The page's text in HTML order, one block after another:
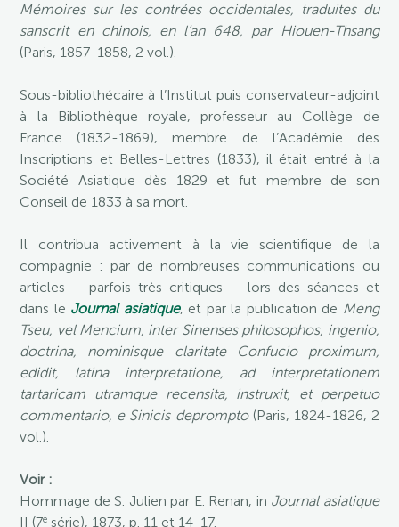
Mémoires sur les contrées occidentales, traduites du
sanscrit en chinois, en l’an 648, par Hiouen-Thsang
(Paris, 1857-1858, 2 vol.).
Sous-bibliothécaire à l’Institut puis conservateur-adjoint
à la Bibliothèque royale, professeur au Collège de
France (1832-1869), membre de l’Académie des
Inscriptions et Belles-Lettres (1833), il était entré à la
Société Asiatique dès 1829 et fut membre de son
Conseil de 1833 à sa mort.
Il contribua activement à la vie scientifique de la
compagnie : par de nombreuses communications ou
articles – parfois très critiques – lors des séances et
dans le Journal asiatique, et par la publication de Meng
Tseu, vel Mencium, inter Sinenses philosophos, ingenio,
doctrina, nominisque claritate Confucio proximum,
edidit, latina interpretatione, ad interpretationem
tartaricam utramque recensita, instruxit, et perpetuo
commentario, e Sinicis deprompto(Paris, 1824-1826, 2
vol.).
Voir :
Hommage de S. Julien par E. Renan, in Journal asiatique
II (7e série), 1873, p. 11 et 14-17.